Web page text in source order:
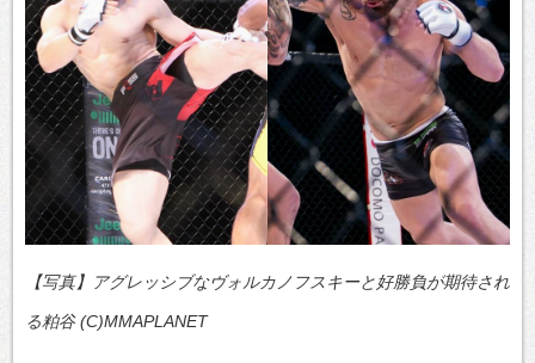
【写真】アグレッシブなヴォルカノフスキーと好勝負が期待され
る粕谷 (C)MMAPLANET